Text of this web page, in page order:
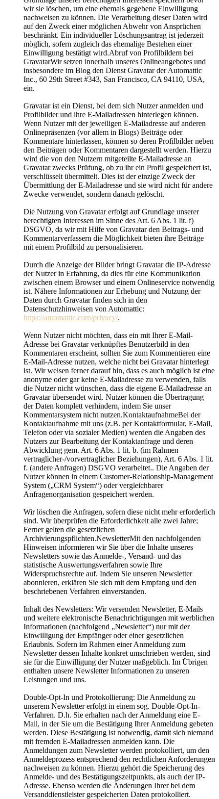
wir sie löschen, um eine ehemals gegebene Einwilligung
nachweisen zu können. Die Verarbeitung dieser Daten wird
auf den Zweck einer möglichen Abwehr von Ansprüchen
beschränkt. Ein individueller Löschungsantrag ist jederzeit
möglich, sofern zugleich das ehemalige Bestehen einer
Einwilligung bestätigt wird.Abruf von Profilbildern bei
GravatarWir setzen innerhalb unseres Onlineangebotes und
insbesondere im Blog den Dienst Gravatar der Automattic
Inc., 60 29th Street #343, San Francisco, CA 94110, USA,
ein.
Gravatar ist ein Dienst, bei dem sich Nutzer anmelden und
Profilbilder und ihre E-Mailadressen hinterlegen können.
Wenn Nutzer mit der jeweiligen E-Mailadresse auf anderen
Onlinepräsenzen (vor allem in Blogs) Beiträge oder
Kommentare hinterlassen, können so deren Profilbilder neben
den Beiträgen oder Kommentaren dargestellt werden. Hierzu
wird die von den Nutzern mitgeteilte E-Mailadresse an
Gravatar zwecks Prüfung, ob zu ihr ein Profil gespeichert ist,
verschlüsselt übermittelt. Dies ist der einzige Zweck der
Übermittlung der E-Mailadresse und sie wird nicht für andere
Zwecke verwendet, sondern danach gelöscht.
Die Nutzung von Gravatar erfolgt auf Grundlage unserer
berechtigten Interessen im Sinne des Art. 6 Abs. 1 lit. f)
DSGVO, da wir mit Hilfe von Gravatar den Beitrags- und
Kommentarverfassern die Möglichkeit bieten ihre Beiträge
mit einem Profilbild zu personalisieren.
Durch die Anzeige der Bilder bringt Gravatar die IP-Adresse
der Nutzer in Erfahrung, da dies für eine Kommunikation
zwischen einem Browser und einem Onlineservice notwendig
ist. Nähere Informationen zur Erhebung und Nutzung der
Daten durch Gravatar finden sich in den
Datenschutzhinweisen von Automattic:
https://automattic.com/privacy/.
Wenn Nutzer nicht möchten, dass ein mit Ihrer E-Mail-
Adresse bei Gravatar verknüpftes Benutzerbild in den
Kommentaren erscheint, sollten Sie zum Kommentieren eine
E-Mail-Adresse nutzen, welche nicht bei Gravatar hinterlegt
ist. Wir weisen ferner darauf hin, dass es auch möglich ist eine
anonyme oder gar keine E-Mailadresse zu verwenden, falls
die Nutzer nicht wünschen, dass die eigene E-Mailadresse an
Gravatar übersendet wird. Nutzer können die Übertragung
der Daten komplett verhindern, indem Sie unser
Kommentarsystem nicht nutzen.KontaktaufnahmeBei der
Kontaktaufnahme mit uns (z.B. per Kontaktformular, E-Mail,
Telefon oder via sozialer Medien) werden die Angaben des
Nutzers zur Bearbeitung der Kontaktanfrage und deren
Abwicklung gem. Art. 6 Abs. 1 lit. b. (im Rahmen
vertraglicher-/vorvertraglicher Beziehungen), Art. 6 Abs. 1 lit.
f. (andere Anfragen) DSGVO verarbeitet.. Die Angaben der
Nutzer können in einem Customer-Relationship-Management
System („CRM System“) oder vergleichbarer
Anfragenorganisation gespeichert werden.
Wir löschen die Anfragen, sofern diese nicht mehr erforderlich
sind. Wir überprüfen die Erforderlichkeit alle zwei Jahre;
Ferner gelten die gesetzlichen
Archivierungspflichten.NewsletterMit den nachfolgenden
Hinweisen informieren wir Sie über die Inhalte unseres
Newsletters sowie das Anmelde-, Versand- und das
statistische Auswertungsverfahren sowie Ihre
Widerspruchsrechte auf. Indem Sie unseren Newsletter
abonnieren, erklären Sie sich mit dem Empfang und den
beschriebenen Verfahren einverstanden.
Inhalt des Newsletters: Wir versenden Newsletter, E-Mails
und weitere elektronische Benachrichtigungen mit werblichen
Informationen (nachfolgend „Newsletter“) nur mit der
Einwilligung der Empfänger oder einer gesetzlichen
Erlaubnis. Sofern im Rahmen einer Anmeldung zum
Newsletter dessen Inhalte konkret umschrieben werden, sind
sie für die Einwilligung der Nutzer maßgeblich. Im Übrigen
enthalten unsere Newsletter Informationen zu unseren
Leistungen und uns.
Double-Opt-In und Protokollierung: Die Anmeldung zu
unserem Newsletter erfolgt in einem sog. Double-Opt-In-
Verfahren. D.h. Sie erhalten nach der Anmeldung eine E-
Mail, in der Sie um die Bestätigung Ihrer Anmeldung gebeten
werden. Diese Bestätigung ist notwendig, damit sich niemand
mit fremden E-Mailadressen anmelden kann. Die
Anmeldungen zum Newsletter werden protokolliert, um den
Anmeldeprozess entsprechend den rechtlichen Anforderungen
nachweisen zu können. Hierzu gehört die Speicherung des
Anmelde- und des Bestätigungszeitpunkts, als auch der IP-
Adresse. Ebenso werden die Änderungen Ihrer bei dem
Versanddienstleister gespeicherten Daten protokolliert.